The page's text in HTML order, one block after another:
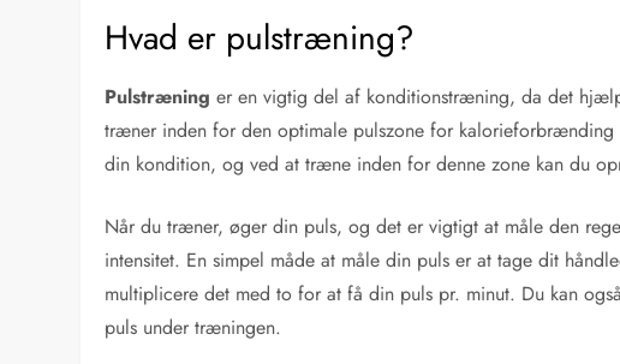
Hvad er pulstræning?
Pulstræning er en vigtig del af konditionstræning, da det
træner inden for den optimale pulszone for
din kondition, og ved at træne inden for denne zone kan du
Når du træner, øger din puls, og det er vigtigt at måle den
intensitet. En simpel måde at måle din puls er at tage dit
multiplicere det med to for at få din puls pr. minut. Du kan
puls under træningen.